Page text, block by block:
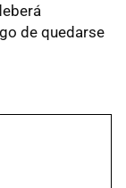
de quedarse